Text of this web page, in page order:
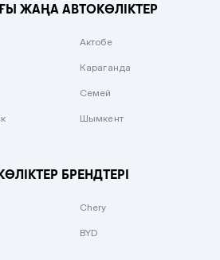
ЖАҢА АВТОКӨЛІКТЕР
Актобе
Караганда
Семей
Шымкент
БРЕНДТЕРІ
Chery
BYD